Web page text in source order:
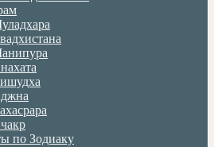
по Зодиаку